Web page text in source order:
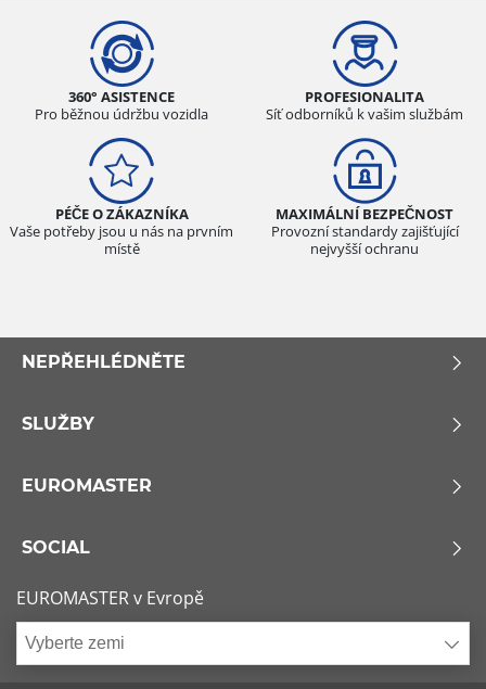
360° ASISTENCE
Pro běžnou údržbu vozidla
PROFESIONALITA
Síť odborníků k vašim službám
PÉČE O ZÁKAZNÍKA
Vaše potřeby jsou u nás na prvním
místě
MAXIMÁLNÍ BEZPEČNOST
Provozní standardy zajišťující
nejvyšší ochranu
NEPŘEHLÉDNĚTE
SLUŽBY
EUROMASTER
SOCIAL
EUROMASTER v Evropě
Vyberte zemi